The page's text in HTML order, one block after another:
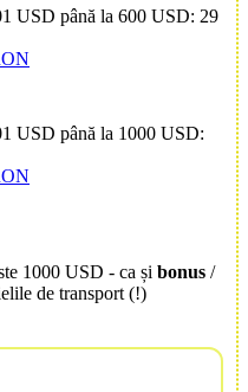
USD până la 600 USD: 29
USD până la 1000 USD:
1000 USD - ca și bonus /
de transport (!)